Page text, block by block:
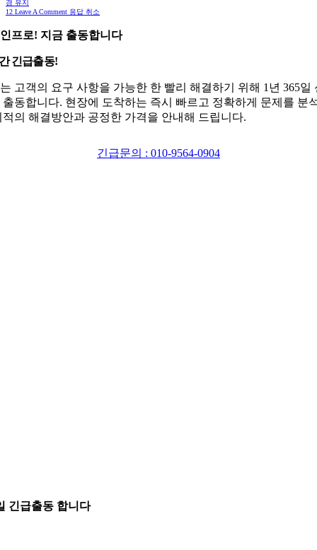
경 유지
12 Leave A Comment 응답 취소
프로! 지금 출동합니다
긴급출동!
고객의 요구 사항을 가능한 한 빨리 해결하기 위해 1년 365일
출동합니다. 현장에 도착하는 즉시 빠르고 정확하게 문제를 분
적의 해결방안과 공정한 가격을 안내해 드립니다.
긴급문의 : 010-9564-0904
긴급출동 합니다